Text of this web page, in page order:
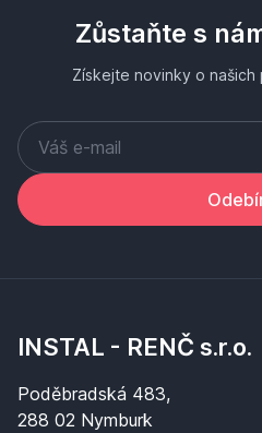
Zůstaňte s
Získejte novinky o
INSTAL - RENČ s.r.o.
Poděbradská 483,
288 02 Nymburk